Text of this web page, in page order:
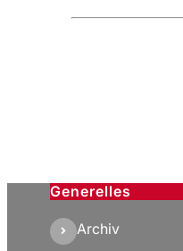
Generelles
Archiv